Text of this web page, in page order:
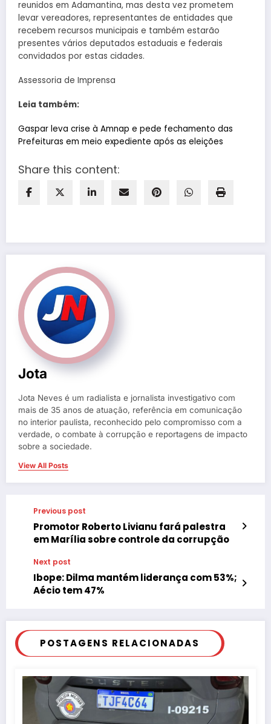
reunidos em Adamantina, mas desta vez prometem
levar vereadores, representantes de entidades que
recebem recursos municipais e também estarão
presentes vários deputados estaduais e federais
convidados por estas cidades.
Assessoria de Imprensa
Leia também:
Gaspar leva crise à Amnap e pede fechamento das
Prefeituras em meio expediente após as eleições
Share this content:
Jota
Jota Neves é um radialista e jornalista investigativo com
mais de 35 anos de atuação, referência em comunicação
no interior paulista, reconhecido pelo compromisso com a
verdade, o combate à corrupção e reportagens de impacto
sobre a sociedade.
View All Posts
Previous post
Promotor Roberto Livianu fará palestra
Next post
Ibope: Dilma mantém liderança com 53%;
Aécio tem 47%
POSTAGENS RELACIONADAS